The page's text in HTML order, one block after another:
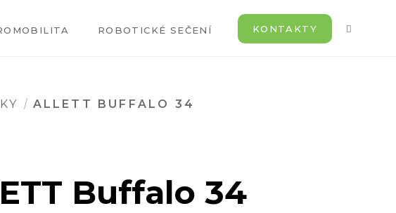
ROBOTICKÉ SEČENÍ KONTAKTY
ALLETT BUFFALO 34
Buffalo 34